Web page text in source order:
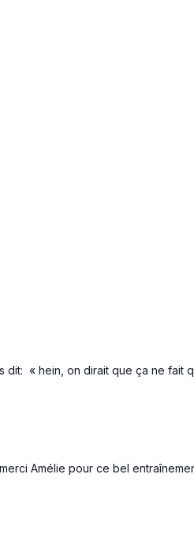
« hein, on dirait que ça ne fait
Amélie pour ce bel